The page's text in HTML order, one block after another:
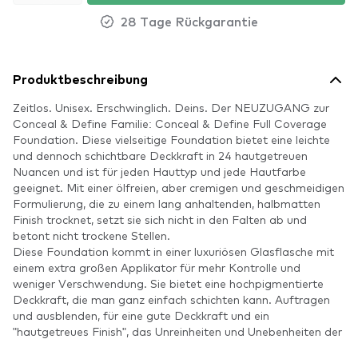
28 Tage Rückgarantie
Produktbeschreibung
Zeitlos. Unisex. Erschwinglich. Deins. Der NEUZUGANG zur
Conceal & Define Familie: Conceal & Define Full Coverage
Foundation. Diese vielseitige Foundation bietet eine leichte
und dennoch schichtbare Deckkraft in 24 hautgetreuen
Nuancen und ist für jeden Hauttyp und jede Hautfarbe
geeignet. Mit einer ölfreien, aber cremigen und geschmeidigen
Formulierung, die zu einem lang anhaltenden, halbmatten
Finish trocknet, setzt sie sich nicht in den Falten ab und
betont nicht trockene Stellen.
Diese Foundation kommt in einer luxuriösen Glasflasche mit
einem extra großen Applikator für mehr Kontrolle und
weniger Verschwendung. Sie bietet eine hochpigmentierte
Deckkraft, die man ganz einfach schichten kann. Auftragen
und ausblenden, für eine gute Deckkraft und ein
"hautgetreues Finish", das Unreinheiten und Unebenheiten der